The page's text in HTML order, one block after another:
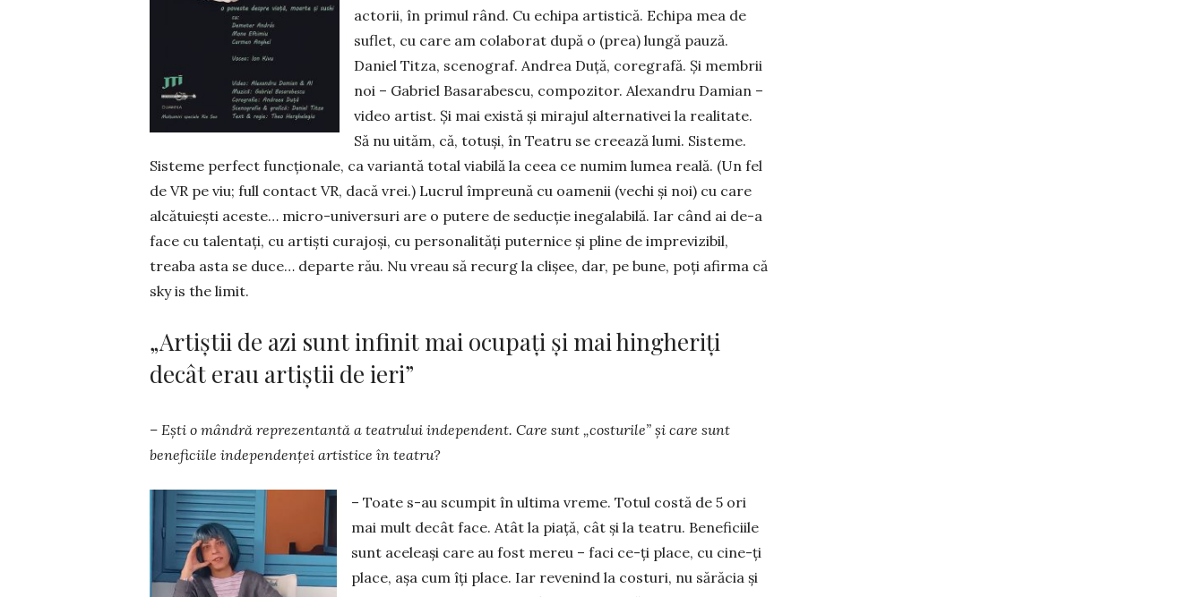
actorii, în primul rând. Cu echipa artistică. Echipa mea de
suflet, cu care am colaborat după o (prea) lungă pauză.
Daniel Titza, scenograf. Andrea Duță, coregrafă. Și membrii
noi – Gabriel Basarabescu, compozitor. Alexandru Damian –
video artist. Și mai există și mirajul alternativei la realitate.
Să nu uităm, că, totuși, în Teatru se creează lumi. Sisteme.
Sisteme perfect funcționale, ca variantă total viabilă la ceea ce numim lumea reală. (Un fel
de VR pe viu; full contact VR, dacă vrei.) Lucrul împreună cu oamenii (vechi și noi) cu care
alcătuiești aceste… micro-universuri are o putere de seducție inegalabilă. Iar când ai de-a
face cu talentați, cu artiști curajoși, cu personalități puternice și pline de imprevizibil,
treaba asta se duce… departe rău. Nu vreau să recurg la clișee, dar, pe bune, poți afirma că
sky is the limit.
„Artiștii de azi sunt infinit mai ocupați și mai hingheriți
decât erau artiștii de ieri”
– Ești o mândră reprezentantă a teatrului independent. Care sunt „costurile” și care sunt
beneficiile independenței artistice în teatru?
– Toate s-au scumpit în ultima vreme. Totul costă de 5 ori
mai mult decât face. Atât la piață, cât și la teatru. Beneficiile
sunt aceleași care au fost mereu – faci ce-ți place, cu cine-ți
place, așa cum îți place. Iar revenind la costuri, nu sărăcia și